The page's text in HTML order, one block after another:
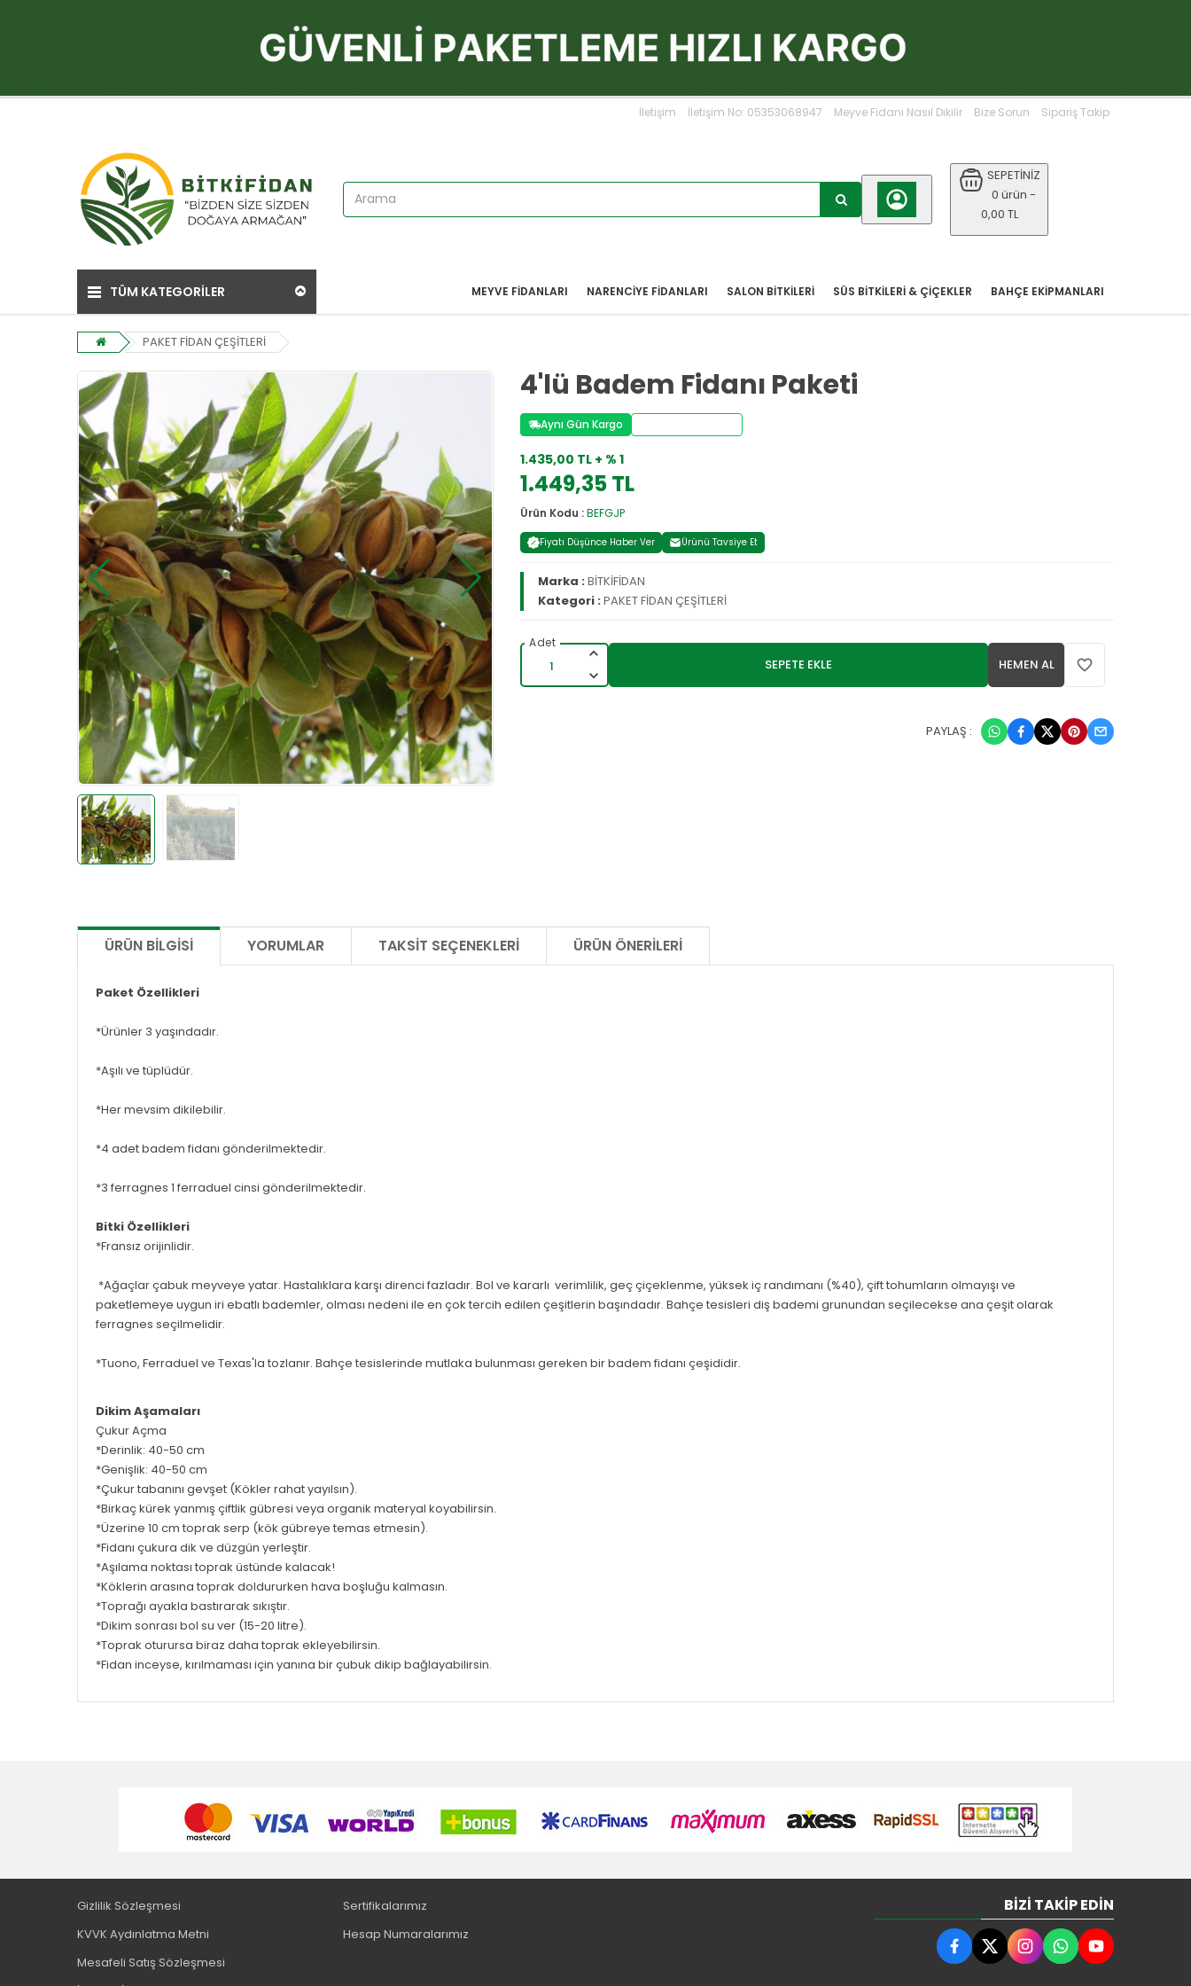
İletişim İletişim No: 05353068947 Meyve Fidanı Nasıl Dikilir Bize Sorun Sipariş Takip
SEPETİNİZ
0 ürün -
0,00 TL
TÜM KATEGORİLER BAHÇE EKIPMANLARI
SÜS BİTKİLERİ & ÇİÇEKLER
SALON BİTKİLERİ
NARENCIYE FIDANLARI
MEYVE FIDANLARI
PAKET FİDAN ÇEŞİTLERİ
4'lü Badem Fidanı Paketi
Aynı Gün Kargo
1.435,00 TL + % 1
1.449,35 TL
Ürün Kodu :BEFGJP
Fiyatı Düşünce Haber Ver Ürünü Tavsiye Et
Marka :BİTKİFİDAN
Kategori :PAKET FİDAN ÇEŞİTLERİ
SEPETE EKLE HEMEN AL
PAYLAŞ :
ÜRÜN BILGISI YORUMLAR TAKSIT SEÇENEKLERI ÜRÜN ÖNERILERI
Paket Özellikleri
*Ürünler 3 yaşındadır.
*Aşılı ve tüplüdür.
*Her mevsim dikilebilir.
*4 adet badem fidanı gönderilmektedir.
*3 ferragnes 1 ferraduel cinsi gönderilmektedir.
Bitki Özellikleri
*Fransız orijinlidir.
*Ağaçlar çabuk meyveye yatar. Hastalıklara karşı direnci fazladır. Bol ve kararlı verimlilik, geç çiçeklenme, yüksek iç randımanı (%40), çift tohumların olmayışı ve
paketlemeye uygun iri ebatlı bademler, olması nedeni ile en çok tercih edilen çeşitlerin başındadır. Bahçe tesisleri diş bademi grunundan seçilecekse ana çeşit olarak
ferragnes seçilmelidir.
*Tuono, Ferraduel ve Texas'la tozlanır. Bahçe tesislerinde mutlaka bulunması gereken bir badem fidanı çeşididir.
Dikim Aşamaları
Çukur Açma
*Derinlik: 40-50 cm
*Genişlik: 40-50 cm
*Çukur tabanını gevşet (Kökler rahat yayılsın).
*Birkaç kürek yanmış çiftlik gübresi veya organik materyal koyabilirsin.
*Üzerine 10 cm toprak serp (kök gübreye temas etmesin).
*Fidanı çukura dik ve düzgün yerleştir.
*Aşılama noktası toprak üstünde kalacak!
*Köklerin arasına toprak doldururken hava boşluğu kalmasın.
*Toprağı ayakla bastırarak sıkıştır.
*Dikim sonrası bol su ver (15-20 litre).
*Toprak oturursa biraz daha toprak ekleyebilirsin.
*Fidan inceyse, kırılmaması için yanına bir çubuk dikip bağlayabilirsin.
Gizlilik Sözleşmesi
KVVK Aydınlatma Metni
Mesafeli Satış Sözleşmesi
Sertifikalarımız
Hesap Numaralarımız
BIZI TAKIP EDIN